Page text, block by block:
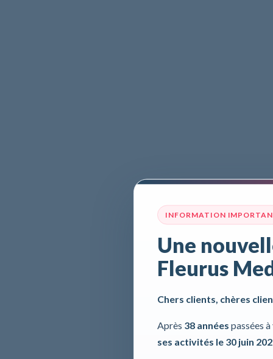
INFORMATION
Une
Fleurus
Chers clients, chères
Après 38 années passées
ses activités le 30 juin